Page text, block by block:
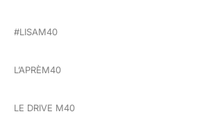
#LISAM40
L’APRÈM40
LE DRIVE M40